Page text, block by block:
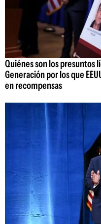
Quiénes son los presuntos
Generación por los que
en recompensas